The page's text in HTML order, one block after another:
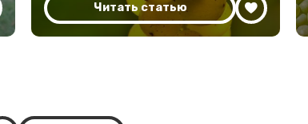
Читать статью